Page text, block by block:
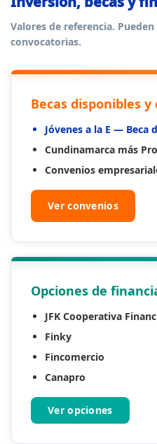
Valores de referencia.
convocatorias.
Becas disponibles y
Jóvenes a la E — Beca
Cundinamarca más
Convenios
Ver convenios
Opciones de
JFK Cooperativa
Finky
Fincomercio
Canapro
Ver opciones